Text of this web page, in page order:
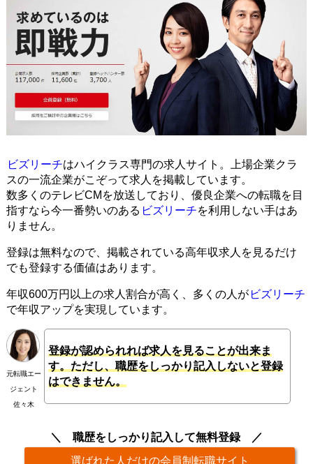
ビズリーチはハイクラス専門の求人サイト。上場企業クラ
スの一流企業がこぞって求人を掲載しています。
数多くのテレビCMを放送しており、優良企業への転職を目
指すなら今一番勢いのある ビズリーチを利用しない手はあ
りません。
登録は無料なので、掲載されている高年収求人を見るだけ
でも登録する価値はあります。
年収600万円以上の求人割合が高く、多くの人が ビズリーチ
で年収アップを実現しています。
元転職エー
ジェント
佐々木
登録が認められれば求人を見ることが出来ま
す。ただし、職歴をしっかり記入しないと登録
はできません。
職歴をしっかり記入して無料登録
選ばれた人だけの会員制転職サイト